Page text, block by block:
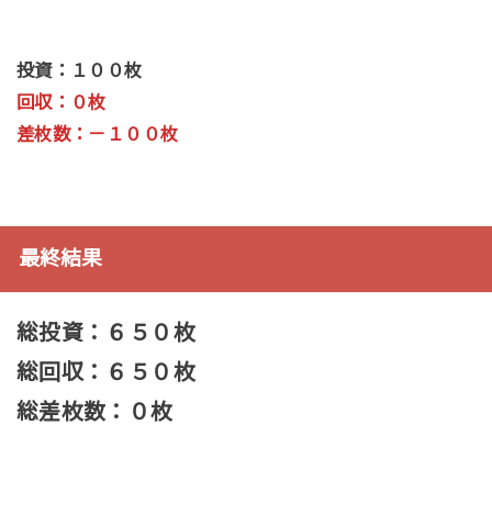
投資：１００枚
回収：０枚
差枚数：－１００枚
最終結果
総投資：６５０枚
総回収：６５０枚
総差枚数：０枚